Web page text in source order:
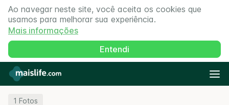
Ao navegar neste site, você aceita os cookies que
usamos para melhorar sua experiência.
Mais informações
Entendi
1 Fotos